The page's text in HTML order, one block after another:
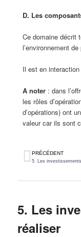
D. Les
Ce domaine décrit
l’environnement
Il est en
A noter : dans
les rôles
d’opérations) ont
valeur car ils sont
PRÉCÉDENT
5. Les
5. Les
réaliser